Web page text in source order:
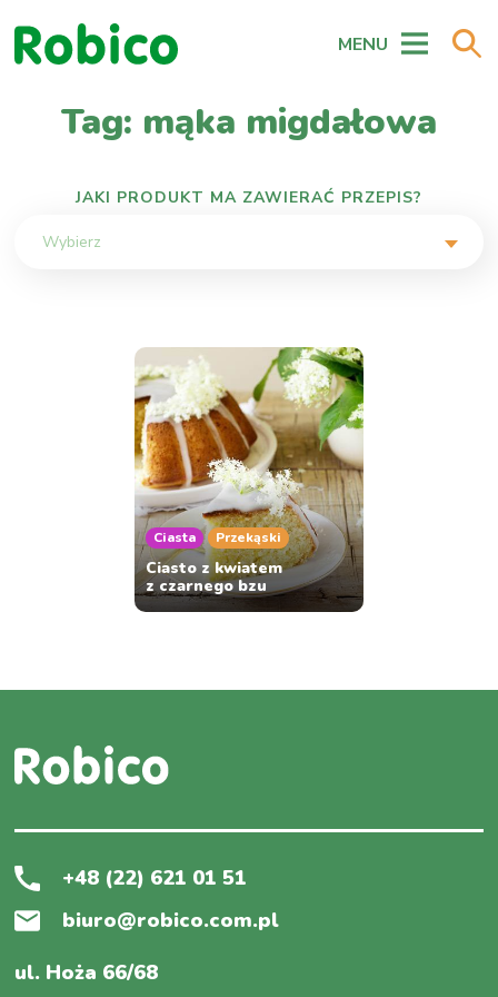
MENU
Tag: mąka migdałowa
JAKI PRODUKT MA ZAWIERAĆ PRZEPIS?
Wybierz
Ciasta Przekąski
Ciasto z kwiatem
z czarnego bzu
+48 (22) 621 01 51
biuro@robico.com.pl
ul. Hoża 66/68